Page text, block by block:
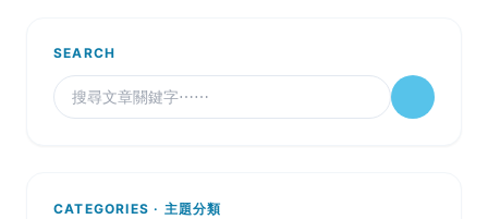
SEARCH
CATEGORIES · 主題分類